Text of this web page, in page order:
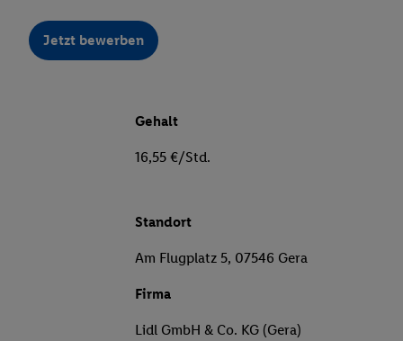
Jetzt bewerben
Gehalt
16,55 €/Std.
Standort
Am Flugplatz 5, 07546 Gera
Firma
Lidl GmbH & Co. KG (Gera)